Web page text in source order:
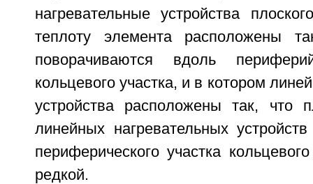
нагревательные устройства
теплоту элемента расположены
поворачиваются вдоль
кольцевого участка, и в котором
устройства расположены так, что
линейных нагревательных
периферического участка
редкой.